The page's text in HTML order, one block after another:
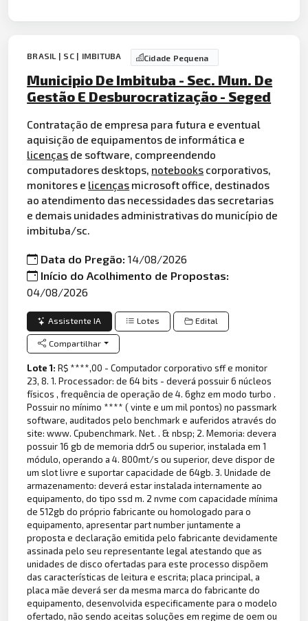
BRASIL | SC | IMBITUBA Cidade Pequena
Municipio De Imbituba - Sec. Mun. De
Gestão E Desburocratização - Seged
Contratação de empresa para futura e eventual
aquisição de equipamentos de informática e
licenças de software, compreendendo
computadores desktops, notebooks corporativos,
monitores e licenças microsoft office, destinados
ao atendimento das necessidades das secretarias
e demais unidades administrativas do município de
imbituba/sc.
Data do Pregão:14/08/2026
Início do Acolhimento de Propostas:
04/08/2026
Assistente IA Lotes Edital
Compartilhar
Lote 1:R$ ****,00 - Computador corporativo sff e monitor
23, 8. 1. Processador: de 64 bits - deverá possuir 6 núcleos
físicos , frequência de operação de 4. 6ghz em modo turbo .
Possuir no mínimo **** ( vinte e um mil pontos) no passmark
software, auditados pelo benchmark e auferidos através do
site: www. Cpubenchmark. Net. . & nbsp; 2. Memoria: devera
possuir 16 gb de memoria ddr5 ou superior, instalada em 1
módulo, operando a 4. 800mt/s ou superior, deve dispor de
um slot livre e suportar capacidade de 64gb. 3. Unidade de
armazenamento: deverá estar instalada internamente ao
equipamento, do tipo ssd m. 2 nvme com capacidade mínima
de 512gb do próprio fabricante ou homologado para o
equipamento, apresentar part number juntamente a
proposta e declaração emitida pelo fabricante devidamente
assinada pelo seu representante legal atestando que as
unidades de disco ofertadas para este processo dispõem
das características de leitura e escrita; placa principal, a
placa mãe deverá ser da mesma marca do fabricante do
equipamento, desenvolvida especificamente para o modelo
ofertado, não sendo aceitas soluções em regime de oem ou